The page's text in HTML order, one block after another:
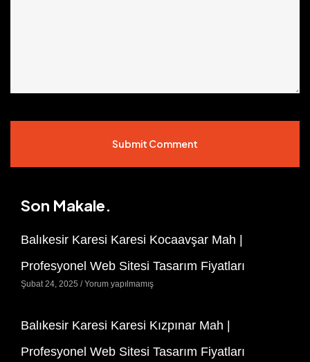
Submit Comment
Son Makale.
Balıkesir Karesi Karesi Kocaavşar Mah |
Profesyonel Web Sitesi Tasarım Fiyatları
Şubat 24, 2025 Yorum yapılmamış
Balıkesir Karesi Karesi Kızpınar Mah |
Profesyonel Web Sitesi Tasarım Fiyatları